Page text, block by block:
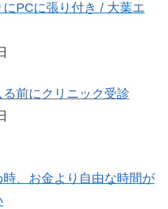
PCに張り付き / 大葉エ
前にクリニック受診
、お金より自由な時間が